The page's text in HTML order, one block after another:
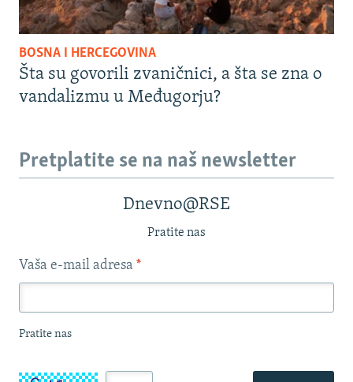
BOSNA I HERCEGOVINA
Šta su govorili zvaničnici, a šta se zna o
vandalizmu u Međugorju?
Pretplatite se na naš newsletter
Dnevno@RSE
Pratite nas
Vaša e-mail adresa *
Pratite nas